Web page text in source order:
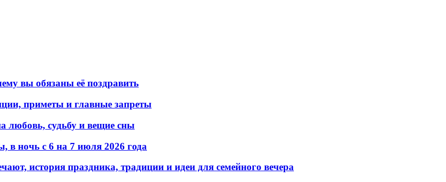
вы обязаны её поздравить
приметы и главные запреты
любовь, судьбу и вещие сны
в ночь с 6 на 7 июля 2026 года
история праздника, традиции и идеи для семейного вечера